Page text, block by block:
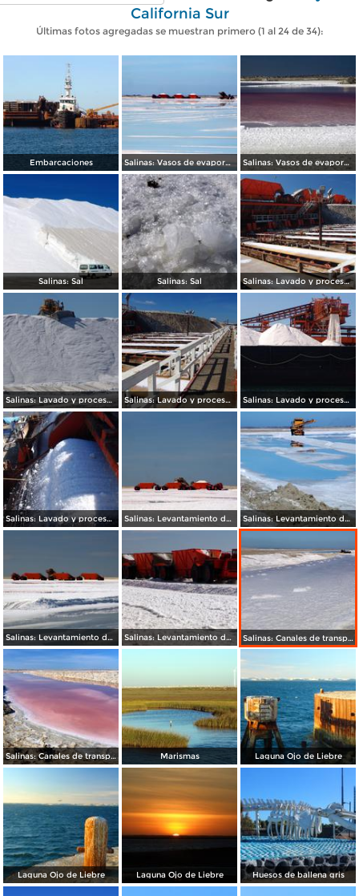
California Sur
Últimas fotos agregadas se muestran primero (1 al 24 de 34):
Embarcaciones Salinas: Vasos de evaporación Salinas: Vasos de evaporación
Salinas: Sal Salinas: Sal Salinas: Lavado y procesamiento de sal
Salinas: Lavado y procesamiento de sal Salinas: Lavado y procesamiento de sal Salinas: Lavado y procesamiento de sal
Salinas: Lavado y procesamiento de sal Salinas: Levantamiento de sal de los vasos salinificadores Salinas: Levantamiento de sal de los vasos salinificadores
Salinas: Levantamiento de sal de los vasos salinificadores Salinas: Levantamiento de sal de los vasos salinificadores Salinas: Canales de transportación de agua marina
Salinas: Canales de transportación de agua marina Marismas Laguna Ojo de Liebre
Laguna Ojo de Liebre Laguna Ojo de Liebre Huesos de ballena gris